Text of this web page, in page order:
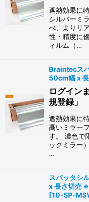
遮熱効果に
シルバーミ
べ、よりリ
性・精度に
ィルム（…
Braintecス
50cm幅 x
ログイン
規登録」
遮熱効果に
高いミラー
す。 濃色で
ックミラー
…
スパッタシ
x 長さ切売
[10-SP-